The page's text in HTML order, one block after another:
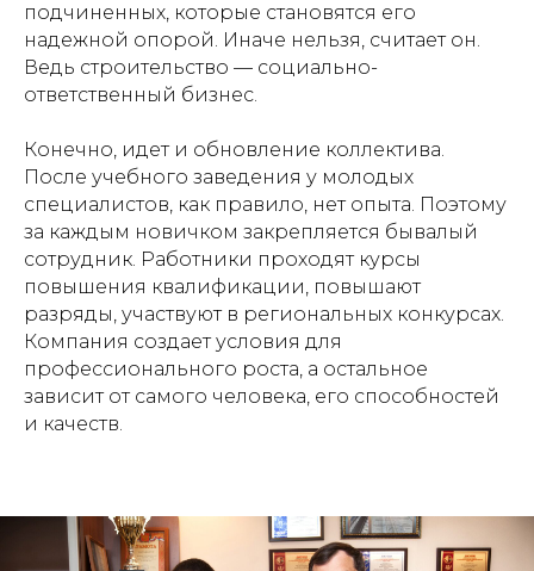
подчиненных, которые становятся его
надежной опорой. Иначе нельзя, считает он.
Ведь строительство — социально-
ответственный бизнес.
Конечно, идет и обновление коллектива.
После учебного заведения у молодых
специалистов, как правило, нет опыта. Поэтому
за каждым новичком закрепляется бывалый
сотрудник. Работники проходят курсы
повышения квалификации, повышают
разряды, участвуют в региональных конкурсах.
Компания создает условия для
профессионального роста, а остальное
зависит от самого человека, его способностей
и качеств.